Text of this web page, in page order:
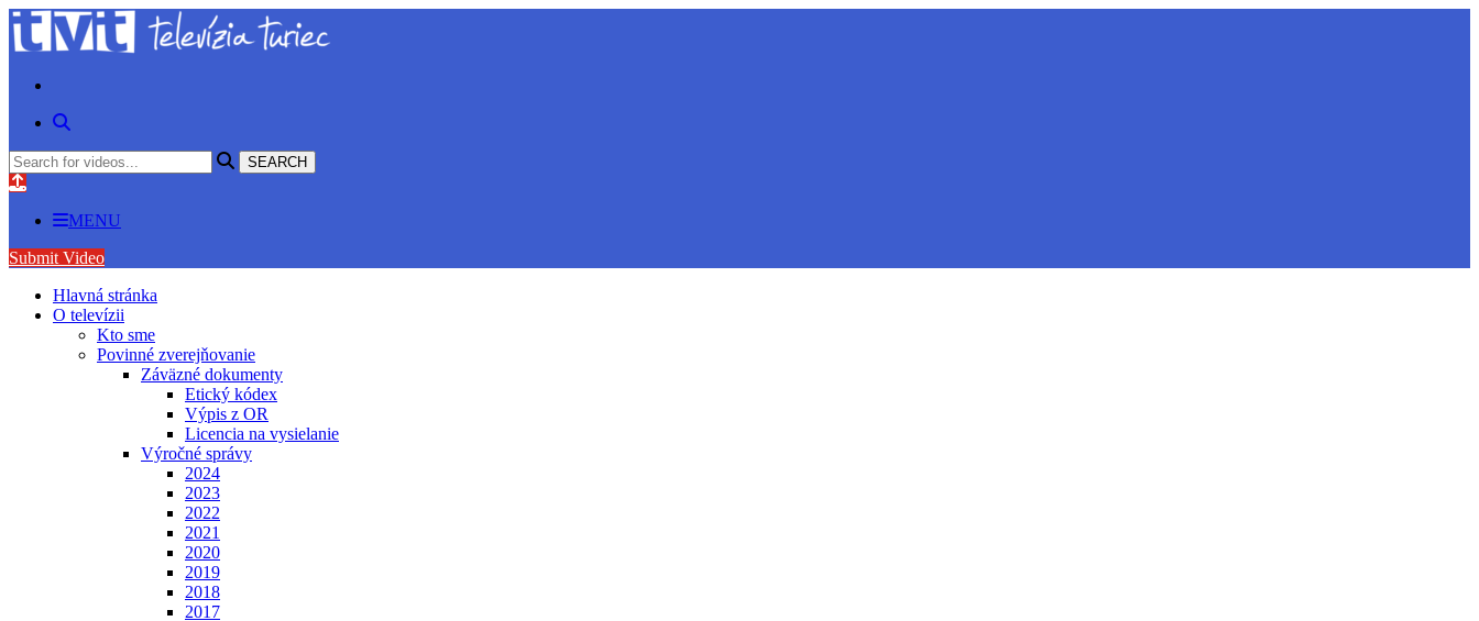
MENU
Submit Video
Hlavná stránka
O televízii
Kto sme
Povinné zverejňovanie
Záväzné dokumenty
Etický kódex
Výpis z OR
Licencia na vysielanie
Výročné správy
2024
2023
2022
2021
2020
2019
2018
2017